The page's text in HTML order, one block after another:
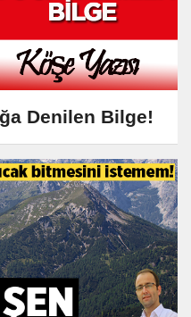
Denilen Bilge!